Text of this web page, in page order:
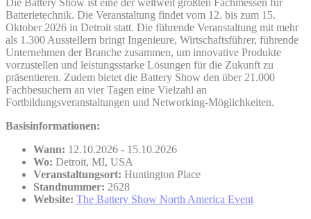
Batterietechnik. Die Veranstaltung findet vom 12. bis zum 15.
Oktober 2026 in Detroit statt. Die führende Veranstaltung mit mehr
als 1.300 Ausstellern bringt Ingenieure, Wirtschaftsführer, führende
Unternehmen der Branche zusammen, um innovative Produkte
vorzustellen und leistungsstarke Lösungen für die Zukunft zu
präsentieren. Zudem bietet die Battery Show den über 21.000
Fachbesuchern an vier Tagen eine Vielzahl an
Fortbildungsveranstaltungen und Networking-Möglichkeiten.
Basisinformationen:
Wann: 12.10.2026 - 15.10.2026
Wo: Detroit, MI, USA
Veranstaltungsort: Huntington Place
Standnummer: 2628
Website: The Battery Show North America Event